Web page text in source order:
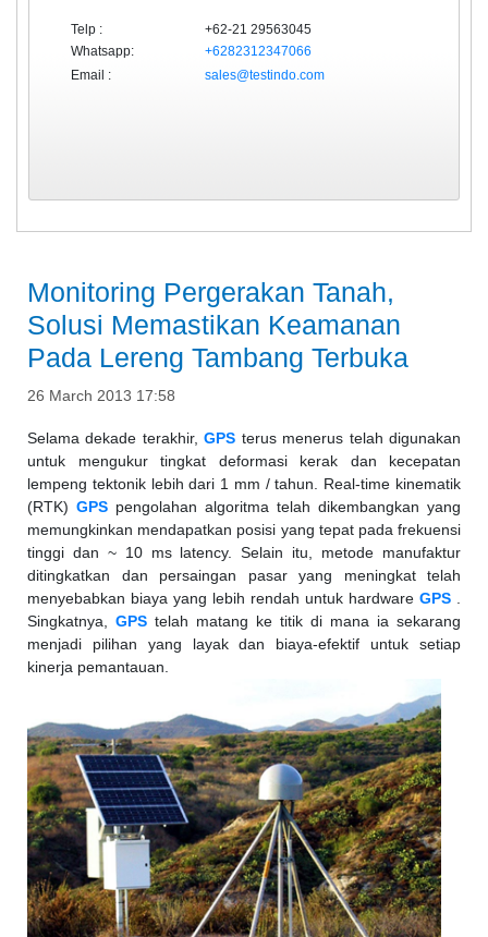
Telp :
+62-21 29563045
Whatsapp:
+6282312347066
Email :
sales@testindo.com
Monitoring Pergerakan Tanah,
Solusi Memastikan Keamanan
Pada Lereng Tambang Terbuka
26 March 2013 17:58
Selama dekade terakhir,GPS terus menerus telah digunakan
untuk mengukur tingkat deformasi kerak dan kecepatan
lempeng tektonik lebih dari 1 mm / tahun. Real-time kinematik
(RTK) GPS pengolahan algoritma telah dikembangkan yang
memungkinkan mendapatkan posisi yang tepat pada frekuensi
tinggi dan ~ 10 ms latency. Selain itu, metode manufaktur
ditingkatkan dan persaingan pasar yang meningkat telah
menyebabkan biaya yang lebih rendah untuk hardware GPS
Singkatnya, GPS telah matang ke titik di mana ia sekarang
menjadi pilihan yang layak dan biaya-efektif untuk setiap
kinerja pemantauan.